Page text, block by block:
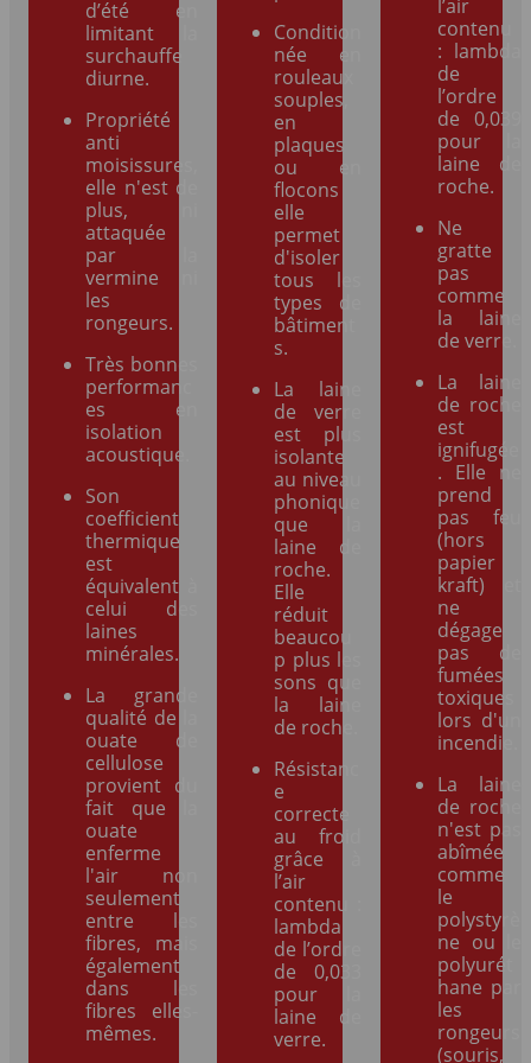
d’été en
limitant la
surchauffe
diurne.
Propriété
anti
moisissures,
elle n'est de
plus, ni
attaquée
par la
vermine ni
les
rongeurs.
Très bonnes
performanc
es en
isolation
acoustique.
Son
coefficient
thermique
est
équivalent à
celui des
laines
minérales.
La grande
qualité de la
ouate de
cellulose
provient du
fait que la
ouate
enferme
l'air non
seulement
entre les
fibres, mais
également
dans les
fibres elles-
mêmes.
Condition
née en
rouleaux
souples,
en
plaques
ou en
flocons
elle
permet
d'isoler
tous les
types de
bâtiment
s.
La laine
de verre
est plus
isolante
au niveau
phonique
que la
laine de
roche.
Elle
réduit
beaucou
p plus les
sons que
la laine
de roche.
Résistanc
e
correcte
au froid
grâce à
l’air
contenu :
lambda
de l’ordre
de 0,033
pour la
laine de
verre.
l’air
contenu
: lambda
de
l’ordre
de 0,039
pour la
laine de
roche.
Ne
gratte
pas
comme
la laine
de verre.
La laine
de roche
est
ignifugée
. Elle ne
prend
pas feu
(hors
papier
kraft) et
ne
dégage
pas de
fumées
toxiques
lors d'un
incendie.
La laine
de roche
n'est pas
abîmée
comme
le
polystyrè
ne ou le
polyurét
hane par
les
rongeurs
(souris,